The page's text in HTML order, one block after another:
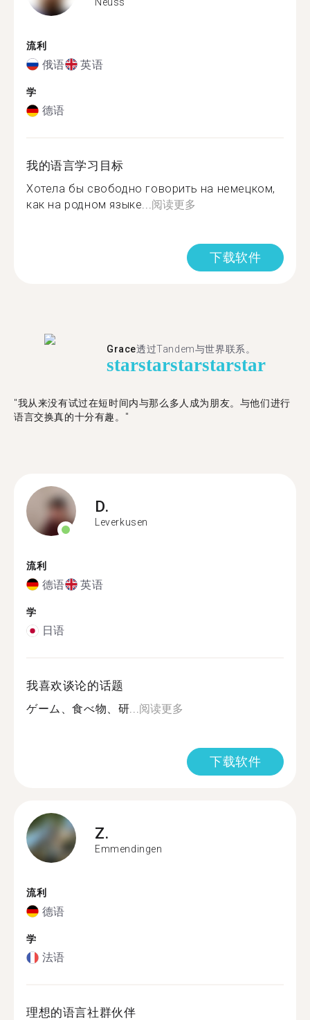
流利
俄语 英语
学
德语
我的语言学习目标
Хотела бы свободно говорить на немецком,
как на родном языке...阅读更多
下载软件
Grace透过Tandem与世界联系。
starstarstarstarstar
"我从来没有试过在短时间内与那么多人成为朋友。与他们进行
语言交换真的十分有趣。"
D.
Leverkusen
流利
德语 英语
学
日语
我喜欢谈论的话题
ゲーム、食べ物、研...阅读更多
下载软件
Z.
Emmendingen
流利
德语
学
法语
理想的语言社群伙伴